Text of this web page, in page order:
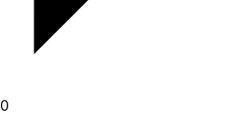
0